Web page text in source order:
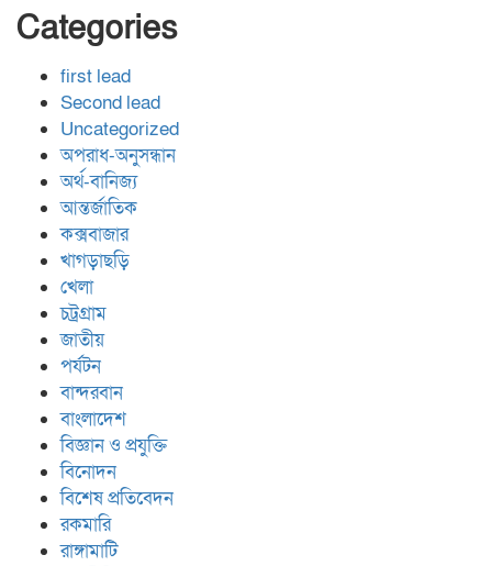
Categories
first lead
Second lead
Uncategorized
অপরাধ-অনুসন্ধান
অর্থ-বানিজ্য
আন্তর্জাতিক
কক্সবাজার
খাগড়াছড়ি
খেলা
চট্রগ্রাম
জাতীয়
পর্যটন
বান্দরবান
বাংলাদেশ
বিজ্ঞান ও প্রযুক্তি
বিনোদন
বিশেষ প্রতিবেদন
রকমারি
রাঙ্গামাটি